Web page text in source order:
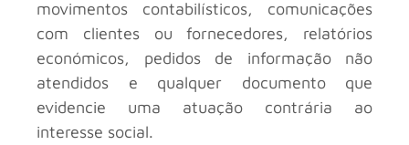
movimentos contabilísticos, comunicações
com clientes ou fornecedores, relatórios
económicos, pedidos de informação não
atendidos e qualquer documento que
evidencie uma atuação contrária ao
interesse social.